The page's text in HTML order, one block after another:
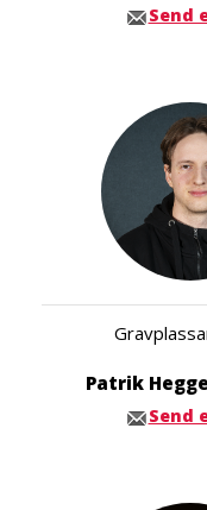
Send
Patrik
Send